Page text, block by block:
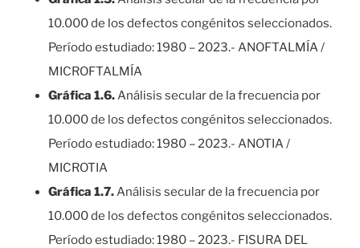
10.000 de los defectos congénitos seleccionados.
Período estudiado: 1980 – 2023.- ANOFTALMÍA /
MICROFTALMÍA
Gráfica 1.6.Análisis secular de la frecuencia por
10.000 de los defectos congénitos seleccionados.
Período estudiado: 1980 – 2023.- ANOTIA /
MICROTIA
Gráfica 1.7.Análisis secular de la frecuencia por
10.000 de los defectos congénitos seleccionados.
Período estudiado: 1980 – 2023.- FISURA DEL